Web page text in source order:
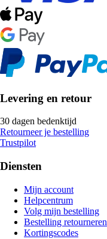
Levering en retour
30 dagen bedenktijd
Retourneer je bestelling
Trustpilot
Diensten
Mijn account
Helpcentrum
Volg mijn bestelling
Bestelling retourneren
Kortingscodes